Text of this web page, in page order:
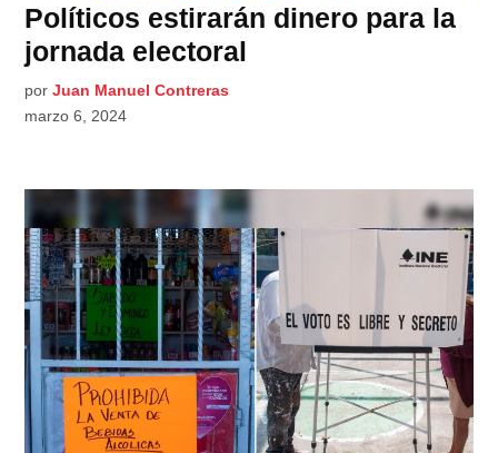
Políticos estirarán dinero para la
jornada electoral
por Juan Manuel Contreras
marzo 6, 2024